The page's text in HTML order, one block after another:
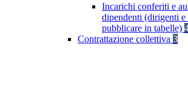
Incarichi conferiti e
dipendenti (dirigenti
pubblicare in tabelle)
Contrattazione collettiva 3